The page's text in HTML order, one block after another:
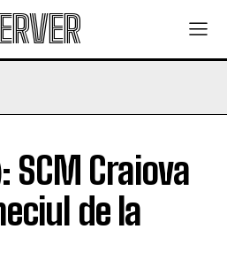
SCM Craiova
de la